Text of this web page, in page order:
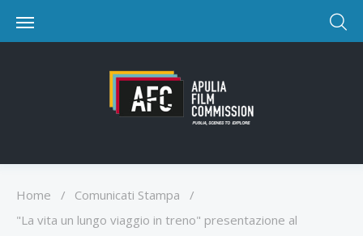
Home / Comunicati Stampa
/
"La vita un lungo viaggio in treno" presentazione al